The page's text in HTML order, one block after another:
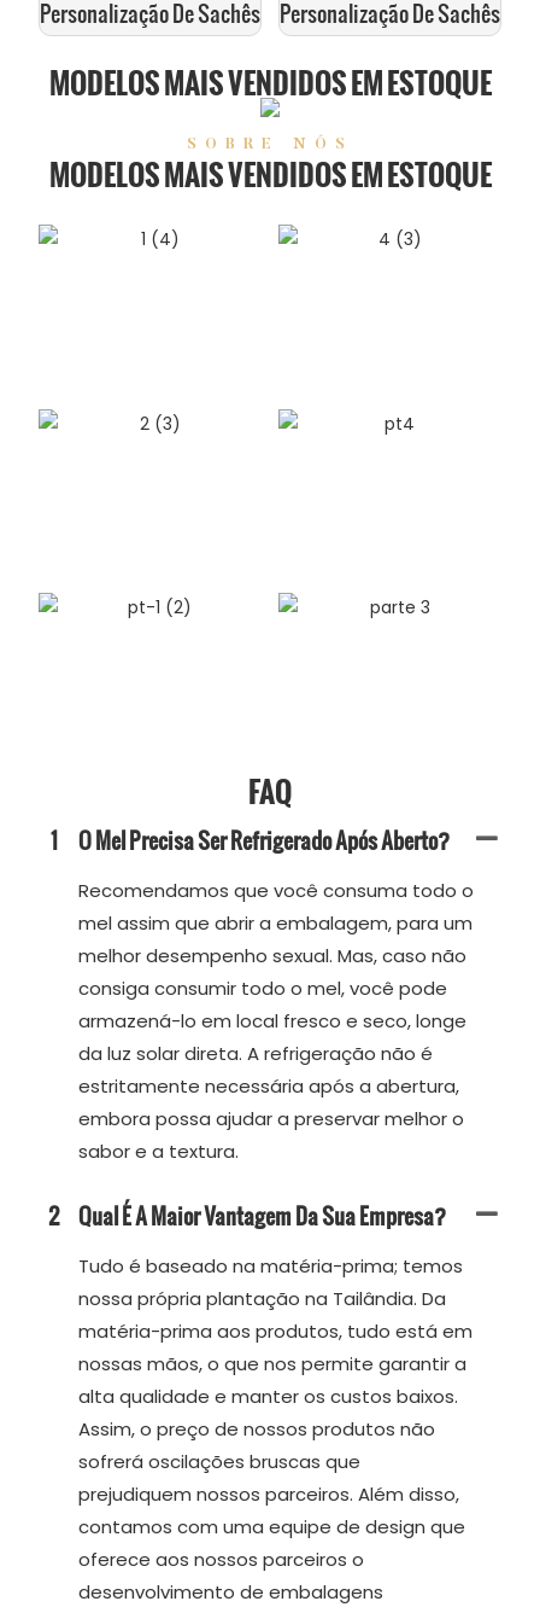
Personalização De Sachês Personalização De Sachês
MODELOS MAIS VENDIDOS EM ESTOQUE
SOBRE NÓS
MODELOS MAIS VENDIDOS EM ESTOQUE
FAQ
1 O Mel Precisa Ser Refrigerado Após Aberto?
Recomendamos que você consuma todo o
mel assim que abrir a embalagem, para um
melhor desempenho sexual. Mas, caso não
consiga consumir todo o mel, você pode
armazená-lo em local fresco e seco, longe
da luz solar direta. A refrigeração não é
estritamente necessária após a abertura,
embora possa ajudar a preservar melhor o
sabor e a textura.
2 Qual É A Maior Vantagem Da Sua Empresa?
Tudo é baseado na matéria-prima; temos
nossa própria plantação na Tailândia. Da
matéria-prima aos produtos, tudo está em
nossas mãos, o que nos permite garantir a
alta qualidade e manter os custos baixos.
Assim, o preço de nossos produtos não
sofrerá oscilações bruscas que
prejudiquem nossos parceiros. Além disso,
contamos com uma equipe de design que
oferece aos nossos parceiros o
desenvolvimento de embalagens